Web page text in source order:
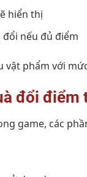
hiển thị
nếu đủ điểm
vật phẩm với
đổi điểm
game, các